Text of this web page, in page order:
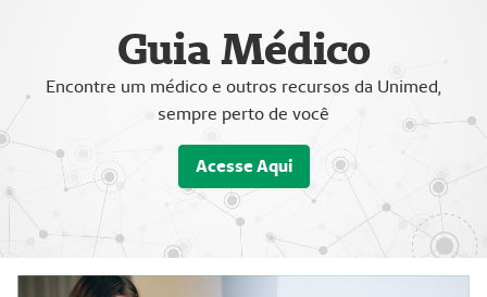
Guia Médico
Encontre um médico e outros recursos da Unimed,
sempre perto de você
Acesse Aqui